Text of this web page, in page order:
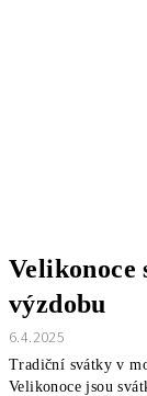
Velikonoce
výzdobu
6.4.2025
Tradiční svátky v
Velikonoce jsou